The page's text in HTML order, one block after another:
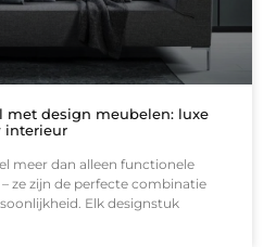
met design meubelen: luxe
interieur
meer dan alleen functionele
ze zijn de perfecte combinatie
Elk designstuk